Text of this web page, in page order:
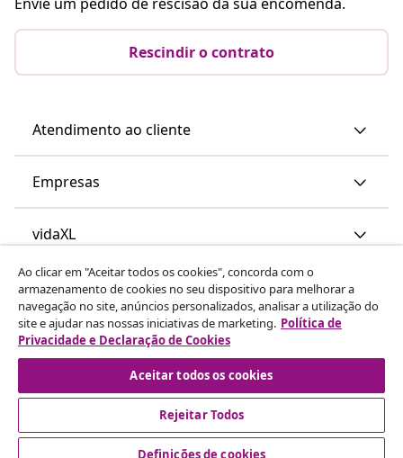
Rescindir o contrato
Atendimento ao cliente
Empresas
vidaXL
Descubra mais
© 2008-2026 vidaXL www.vidaxl.pt é um site da vidaXL
Marketplace International B.V.
Ao clicar em "Aceitar todos os cookies", concorda com o
armazenamento de cookies no seu dispositivo para melhorar a
navegação no site, anúncios personalizados, analisar a utilização do
site e ajudar nas nossas iniciativas de marketing. Política de
Privacidade e Declaração de Cookies
Aceitar todos os cookies
Rejeitar Todos
Definições de cookies